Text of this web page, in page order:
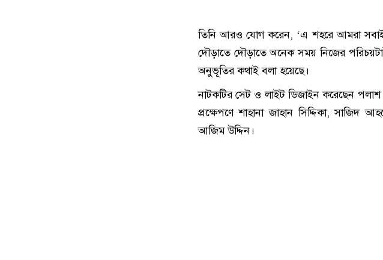
তিনি আরও যোগ করেন, ‘এ শহরে আমরা সবাই
দৌড়াতে দৌড়াতে অনেক সময় নিজের
অনুভূতির কথাই বলা হয়েছে।
নাটকটির সেট ও লাইট ডিজাইন করেছেন
প্রক্ষেপণে শাহানা জাহান সিদ্দিকা, সাজিদ
আজিম উদ্দিন।